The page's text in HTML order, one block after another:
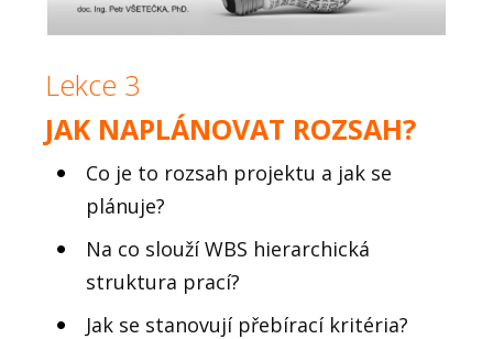
Lekce 3
JAK NAPLÁNOVAT ROZSAH?
Co je to rozsah projektu a jak se
plánuje?
Na co slouží WBS hierarchická
struktura prací?
Jak se stanovují přebírací kritéria?